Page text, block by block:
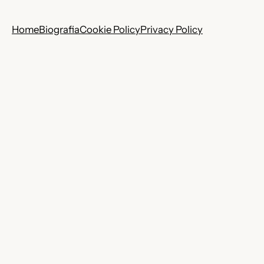
HomeBiografiaCookie PolicyPrivacy Policy